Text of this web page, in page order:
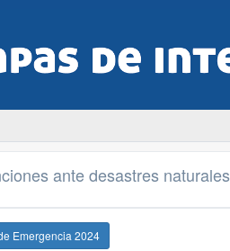
ante desastres naturales
Emergencia 2024